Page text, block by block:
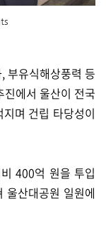
부유식해상풍력 등
에서 울산이 전국
며 건립 타당성이
400억 원을 투입
울산대공원 일원에